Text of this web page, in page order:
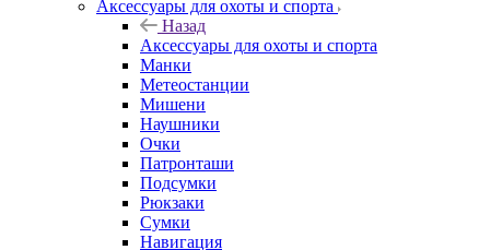
Аксессуары для охоты и спорта
Назад
Аксессуары для охоты и спорта
Манки
Метеостанции
Мишени
Наушники
Очки
Патронташи
Подсумки
Рюкзаки
Сумки
Навигация